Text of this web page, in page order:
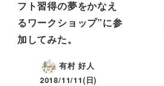
フト習得の夢をかなえ
るワークショップ”に参
加してみた。
有村 好人
2018/11/11(日)